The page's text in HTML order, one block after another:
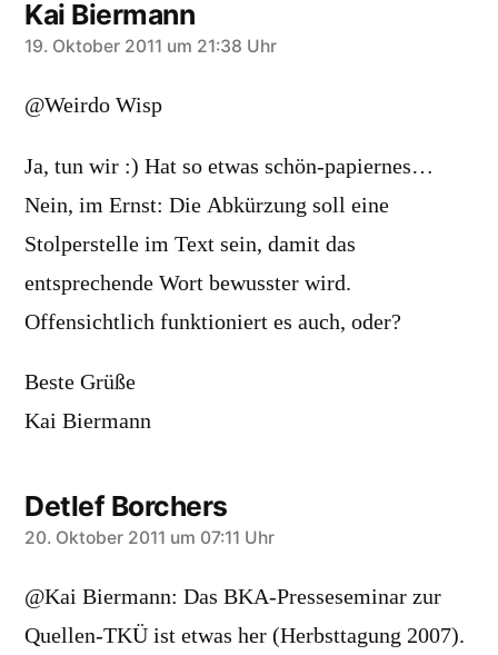
Kai Biermann
sagt:
19. Oktober 2011 um 21:38 Uhr
@Weirdo Wisp
Ja, tun wir :) Hat so etwas schön-papiernes…
Nein, im Ernst: Die Abkürzung soll eine
Stolperstelle im Text sein, damit das
entsprechende Wort bewusster wird.
Offensichtlich funktioniert es auch, oder?
Beste Grüße
Kai Biermann
Detlef Borchers
sagt:
20. Oktober 2011 um 07:11 Uhr
@Kai Biermann: Das BKA-Presseseminar zur
Quellen-TKÜ ist etwas her (Herbsttagung 2007).